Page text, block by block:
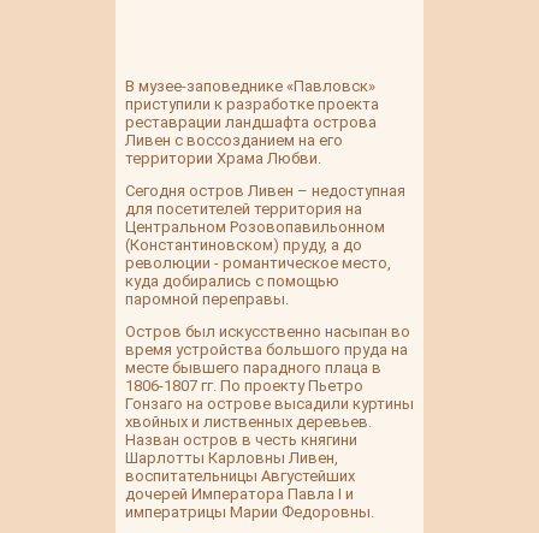
В музее-заповеднике «Павловск»
приступили к разработке проекта
реставрации ландшафта острова
Ливен с воссозданием на его
территории Храма Любви.
Сегодня остров Ливен – недоступная
для посетителей территория на
Центральном Розовопавильонном
(Константиновском) пруду, а до
революции - романтическое место,
куда добирались с помощью
паромной переправы.
Остров был искусственно насыпан во
время устройства большого пруда на
месте бывшего парадного плаца в
1806-1807 гг. По проекту Пьетро
Гонзаго на острове высадили куртины
хвойных и лиственных деревьев.
Назван остров в честь княгини
Шарлотты Карловны Ливен,
воспитательницы Августейших
дочерей Императора Павла I и
императрицы Марии Федоровны.